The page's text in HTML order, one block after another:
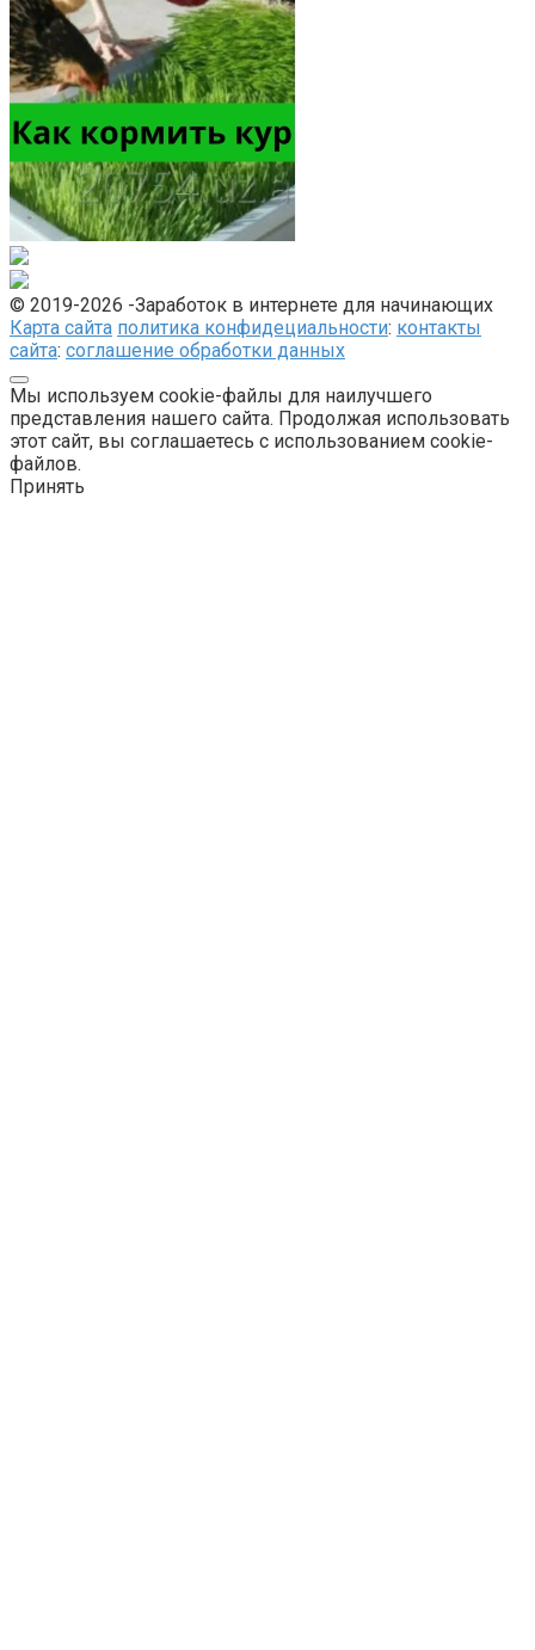
© 2019-2026 -Заработок в интернете для начинающих
Карта сайта политика конфидециальности: контакты
сайта: соглашение обработки данных
Мы используем cookie-файлы для наилучшего
представления нашего сайта. Продолжая использовать
этот сайт, вы соглашаетесь с использованием cookie-
файлов.
Принять